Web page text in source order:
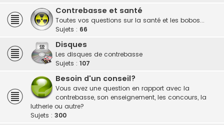
Contrebasse et santé
Toutes vos questions sur la santé et les bobos...
Sujets : 66
Disques
Les disques de contrebasse
Sujets : 107
Besoin d'un conseil?
Vous avez une question en rapport avec la
contrebasse, son enseignement, les concours, la
lutherie ou autre?
Sujets : 300